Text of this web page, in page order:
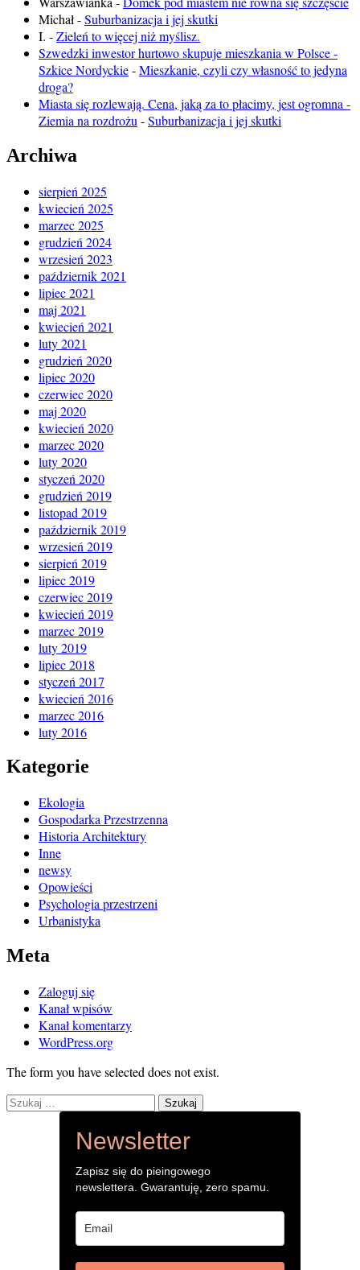
Michał-Suburbanizacja i jej skutki
I. -Zieleń to więcej niż myślisz.
Szwedzki inwestor hurtowo skupuje mieszkania w Polsce -
Szkice Nordyckie-Mieszkanie, czyli czy własność to jedyna
droga?
Miasta się rozlewają. Cena, jaką za to płacimy, jest ogromna -
Ziemia na rozdrożu -Suburbanizacja i jej skutki
Archiwa
sierpień 2025
kwiecień 2025
marzec 2025
grudzień 2024
wrzesień 2023
październik 2021
lipiec 2021
maj 2021
kwiecień 2021
luty 2021
grudzień 2020
lipiec 2020
czerwiec 2020
maj 2020
kwiecień 2020
marzec 2020
luty 2020
styczeń 2020
grudzień 2019
listopad 2019
październik 2019
wrzesień 2019
sierpień 2019
lipiec 2019
czerwiec 2019
kwiecień 2019
marzec 2019
luty 2019
lipiec 2018
styczeń 2017
kwiecień 2016
marzec 2016
luty 2016
Kategorie
Ekologia
Gospodarka Przestrzenna
Historia Architektury
Inne
newsy
Opowieści
Psychologia przestrzeni
Urbanistyka
Meta
Zaloguj się
Kanał wpisów
Kanał komentarzy
WordPress.org
The form you have selected does not exist.
Szukaj:
Newsletter
Zapisz się do pieingowego
newslettera. Gwarantuję, zero spamu.